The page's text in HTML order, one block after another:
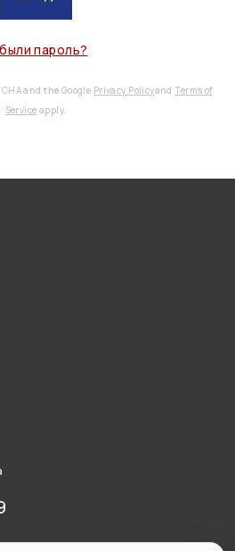
пароль?
and the Google Privacy PolicyandTerms of
Service apply.